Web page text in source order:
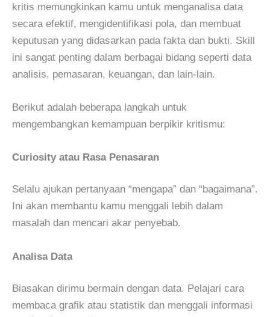
kritis memungkinkan kamu untuk menganalisa data
secara efektif, mengidentifikasi pola, dan membuat
keputusan yang didasarkan pada fakta dan bukti. Skill
ini sangat penting dalam berbagai bidang seperti data
analisis, pemasaran, keuangan, dan lain-lain.
Berikut adalah beberapa langkah untuk
mengembangkan kemampuan berpikir kritismu:
Curiosity atau Rasa Penasaran
Selalu ajukan pertanyaan “mengapa” dan “bagaimana”.
Ini akan membantu kamu menggali lebih dalam
masalah dan mencari akar penyebab.
Analisa Data
Biasakan dirimu bermain dengan data. Pelajari cara
membaca grafik atau statistik dan menggali informasi